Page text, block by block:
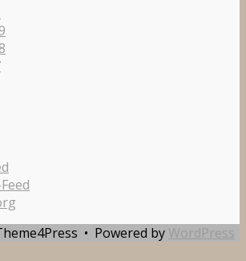
• Powered by WordPress